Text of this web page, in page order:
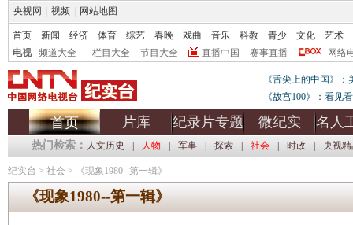
央视网 视频 网站地图
首页 新闻 经济 体育 综艺 春晚 戏曲 音乐 科教 青少 文化
艺术
电视
频道大全 栏目大全 节目大全 直播中国 赛事直播 网络
《舌尖上的中国》
《故宫100》：看见
首页 片库 纪录片专题 微纪实 名人
热门检索： 人文历史 人物 军事 探索 社会 时政 央视
纪实台 > 社会 > 《现象1980--第一辑》
《现象1980--第一辑》